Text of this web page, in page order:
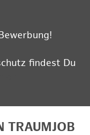
findest Du
TRAUMJOB